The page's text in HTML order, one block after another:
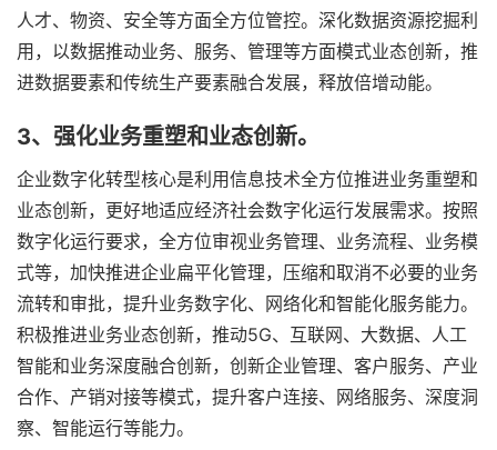
人才、物资、安全等方面全方位管控。深化数据资源挖掘利
用，以数据推动业务、服务、管理等方面模式业态创新，推
进数据要素和传统生产要素融合发展，释放倍增动能。
3、强化业务重塑和业态创新。
企业数字化转型核心是利用信息技术全方位推进业务重塑和
业态创新，更好地适应经济社会数字化运行发展需求。按照
数字化运行要求，全方位审视业务管理、业务流程、业务模
式等，加快推进企业扁平化管理，压缩和取消不必要的业务
流转和审批，提升业务数字化、网络化和智能化服务能力。
积极推进业务业态创新，推动5G、互联网、大数据、人工
智能和业务深度融合创新，创新企业管理、客户服务、产业
合作、产销对接等模式，提升客户连接、网络服务、深度洞
察、智能运行等能力。